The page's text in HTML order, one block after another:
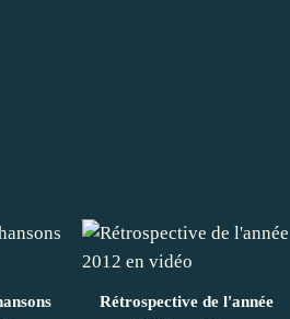
Rétrospective de l'année